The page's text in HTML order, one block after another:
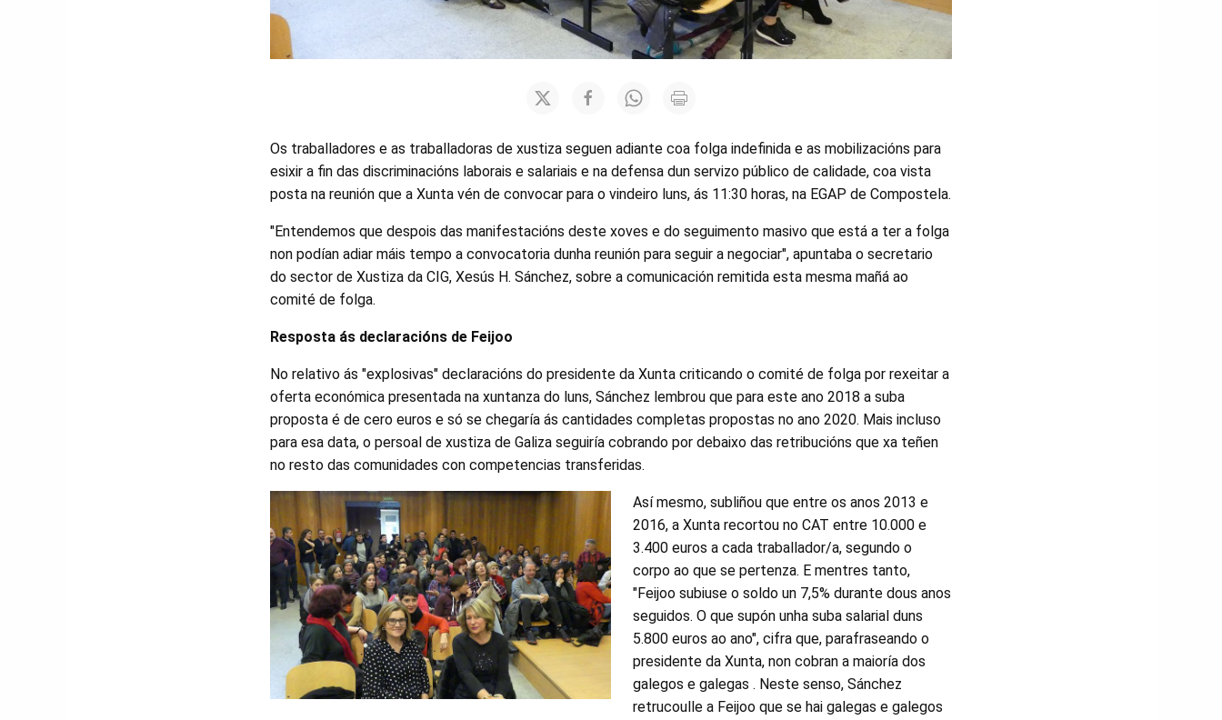
Os traballadores e as traballadoras de xustiza seguen adiante coa folga indefinida e as mobilizacións para
esixir a fin das discriminacións laborais e salariais e na defensa dun servizo público de calidade, coa vista
posta na reunión que a Xunta vén de convocar para o vindeiro luns, ás 11:30 horas, na EGAP de Compostela.
"Entendemos que despois das manifestacións deste xoves e do seguimento masivo que está a ter a folga
non podían adiar máis tempo a convocatoria dunha reunión para seguir a negociar", apuntaba o secretario
do sector de Xustiza da CIG, Xesús H. Sánchez, sobre a comunicación remitida esta mesma mañá ao
comité de folga.
Resposta ás declaracións de Feijoo
No relativo ás "explosivas" declaracións do presidente da Xunta criticando o comité de folga por rexeitar a
oferta económica presentada na xuntanza do luns, Sánchez lembrou que para este ano 2018 a suba
proposta é de cero euros e só se chegaría ás cantidades completas propostas no ano 2020. Mais incluso
para esa data, o persoal de xustiza de Galiza seguiría cobrando por debaixo das retribucións que xa teñen
no resto das comunidades con competencias transferidas.
Así mesmo, subliñou que entre os anos 2013 e
2016, a Xunta recortou no CAT entre 10.000 e
3.400 euros a cada traballador/a, segundo o
corpo ao que se pertenza. E mentres tanto,
"Feijoo subiuse o soldo un 7,5% durante dous anos
seguidos. O que supón unha suba salarial duns
5.800 euros ao ano", cifra que, parafraseando o
presidente da Xunta, non cobran a maioría dos
galegos e galegas . Neste senso, Sánchez
retrucoulle a Feijoo que se hai galegas e galegos